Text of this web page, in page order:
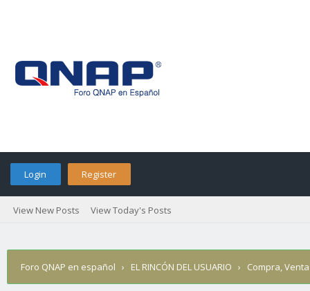
Login Register
View New Posts View Today's Posts
Foro QNAP en español › EL RINCÓN DEL USUARIO › Compra,